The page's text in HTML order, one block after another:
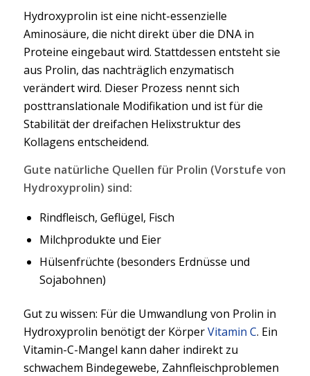
Hydroxyprolin ist eine nicht-essenzielle
Aminosäure, die nicht direkt über die DNA in
Proteine eingebaut wird. Stattdessen entsteht sie
aus Prolin, das nachträglich enzymatisch
verändert wird. Dieser Prozess nennt sich
posttranslationale Modifikation und ist für die
Stabilität der dreifachen Helixstruktur des
Kollagens entscheidend.
Gute natürliche Quellen für Prolin (Vorstufe von
Hydroxyprolin) sind:
Rindfleisch, Geflügel, Fisch
Milchprodukte und Eier
Hülsenfrüchte (besonders Erdnüsse und
Sojabohnen)
Gut zu wissen: Für die Umwandlung von Prolin in
Hydroxyprolin benötigt der KörperVitamin C. Ein
Vitamin-C-Mangel kann daher indirekt zu
schwachem Bindegewebe, Zahnfleischproblemen